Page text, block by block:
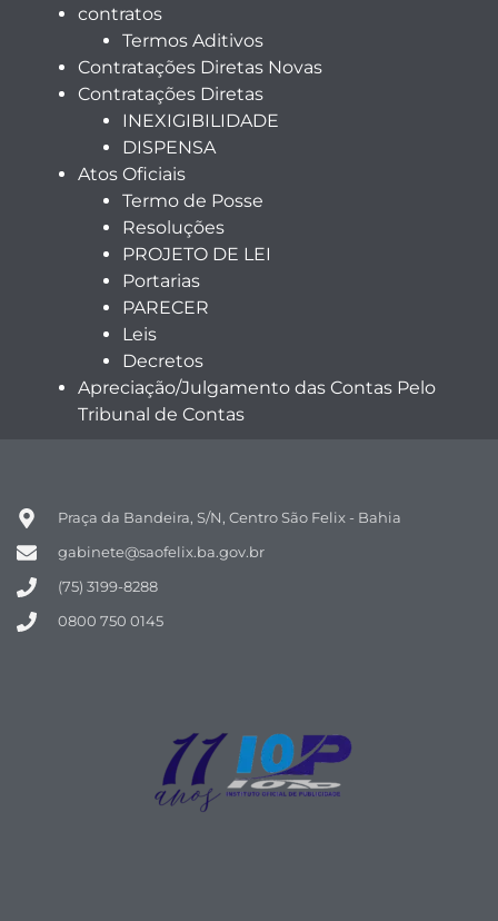
contratos
Termos Aditivos
Contratações Diretas Novas
Contratações Diretas
INEXIGIBILIDADE
DISPENSA
Atos Oficiais
Termo de Posse
Resoluções
PROJETO DE LEI
Portarias
PARECER
Leis
Decretos
Apreciação/Julgamento das Contas Pelo
Tribunal de Contas
Praça da Bandeira, S/N, Centro São Felix - Bahia
gabinete@saofelix.ba.gov.br
(75) 3199-8288
0800 750 0145